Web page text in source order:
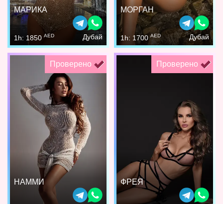
МАРИКА
1h: 1850 AED Дубай
МОРГАН
1h: 1700 AED Дубай
Проверено
НАММИ
Проверено
ФРЕЯ